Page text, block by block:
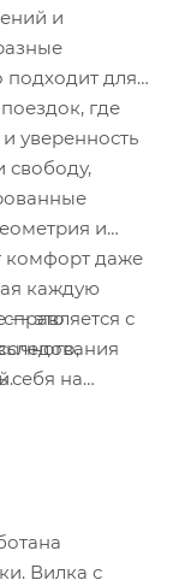
и
подходит для
где
уверенность
свободу,
и
комфорт даже
каждую
с
— это
себя на
Вилка с